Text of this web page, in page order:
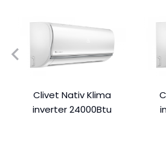
Clivet Nativ Klima
inverter 24000Btu